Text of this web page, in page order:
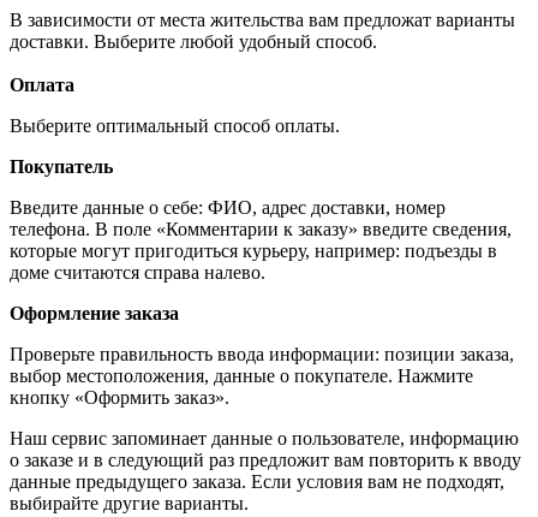
В зависимости от места жительства вам предложат варианты
доставки. Выберите любой удобный способ.
Оплата
Выберите оптимальный способ оплаты.
Покупатель
Введите данные о себе: ФИО, адрес доставки, номер
телефона. В поле «Комментарии к заказу» введите сведения,
которые могут пригодиться курьеру, например: подъезды в
доме считаются справа налево.
Оформление заказа
Проверьте правильность ввода информации: позиции заказа,
выбор местоположения, данные о покупателе. Нажмите
кнопку «Оформить заказ».
Наш сервис запоминает данные о пользователе, информацию
о заказе и в следующий раз предложит вам повторить к вводу
данные предыдущего заказа. Если условия вам не подходят,
выбирайте другие варианты.